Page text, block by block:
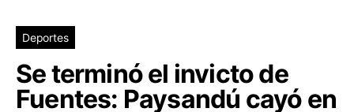
Deportes
Se terminó el invicto de
Fuentes: Paysandú cayó en